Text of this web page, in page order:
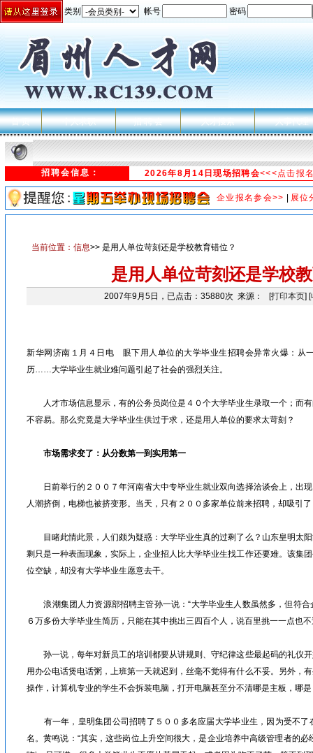
类别 帐号 密码
首 页 个人求职 招 聘 会 人才搜索 人事代理
招聘会信息： 2026年8月14日现场招聘会<<<点击报
企业报名参会>> 展位
当前位置： 信息>> 是用人单位苛刻还是学校教育错位？
是用人单位苛刻还是学校
2007年9月5日，已点击：35880次 来源： [打印本页] [
新华网济南１月４日电 眼下用人单位的大学毕业生招聘会异常火爆：从
历……大学毕业生就业难问题引起了社会的强烈关注。
人才市场信息显示，有的公务员岗位是４０个大学毕业生录取一个；而有
不容易。那么究竟是大学毕业生供过于求，还是用人单位的要求太苛刻？
市场需求变了：从分数第一到实用第一
日前举行的２００７年河南省大中专毕业生就业双向选择洽谈会上，出现
人潮挤倒，电梯也被挤变形。当天，只有２００多家单位前来招聘，却吸引
目睹此情此景，人们颇为疑惑：大学毕业生真的过剩了么？山东皇明太阳
剩只是一种表面现象，实际上，企业招人比大学毕业生找工作还要难。该集
位空缺，却没有大学毕业生愿意去干。
浪潮集团人力资源部招聘主管孙一说：“大学毕业生人数虽然多，但符合
６万多份大学毕业生简历，只能在其中挑出三四百个人，说百里挑一一点也
孙一说，每年对新员工的培训都要从讲规则、守纪律这些最起码的礼仪开
用办公电话煲电话粥，上班第一天就迟到，丝毫不觉得有什么不妥。另外，
操作，计算机专业的学生不会拆装电脑，打开电脑甚至分不清哪是主板，哪
有一年，皇明集团公司招聘了５００多名应届大学毕业生，因为受不了
名。黄鸣说：“其实，这些岗位上升空间很大，是企业培养中高级管理者的必